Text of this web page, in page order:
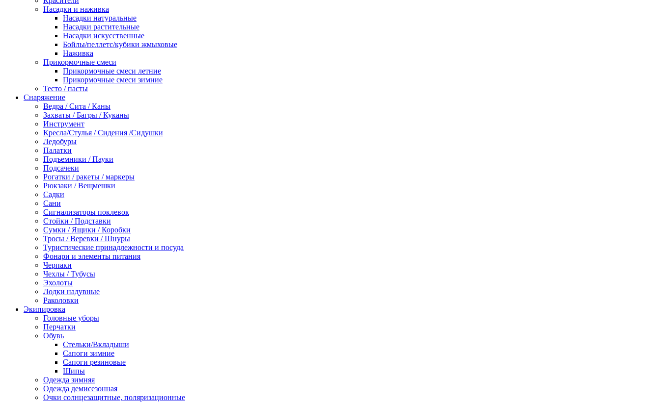
Насадки и наживка
Насадки натуральные
Насадки растительные
Насадки искусственные
Бойлы/пеллетс/кубики жмыховые
Наживка
Прикормочные смеси
Прикормочные смеси летние
Прикормочные смеси зимние
Тесто / пасты
Снаряжение
Ведра / Сита / Каны
Захваты / Багры / Куканы
Инструмент
Кресла/Стулья / Сидения /Сидушки
Ледобуры
Палатки
Подъемники / Пауки
Подсачеки
Рогатки / ракеты / маркеры
Рюкзаки / Вещмешки
Садки
Сани
Сигнализаторы поклевок
Стойки / Подставки
Сумки / Ящики / Коробки
Тросы / Веревки / Шнуры
Туристические принадлежности и посуда
Фонари и элементы питания
Черпаки
Чехлы / Тубусы
Эхолоты
Лодки надувные
Раколовки
Экипировка
Головные уборы
Перчатки
Обувь
Стельки/Вкладыши
Сапоги зимние
Сапоги резиновые
Шипы
Одежда зимняя
Одежда демисезонная
Очки солнцезащитные, поляризационные